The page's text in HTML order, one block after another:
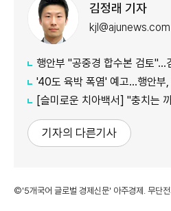
김정래 기자
kjl@ajunews.com
행안부 "공중경 합수본 검토"…검찰
'40도 육박 폭염' 예고…행안부,
[슬미로운 치아백서] "충치는
기자의 다른기사
©'5개국어 글로벌 경제신문' 아주경제. 무단전